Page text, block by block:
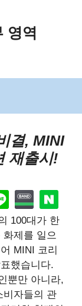
영역
결, MINI
재출시!
100대가 한
제를 일으
MINI 코리
했습니다.
뿐만 아니라,
비자들의 관